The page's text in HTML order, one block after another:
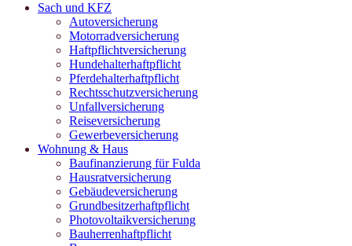
Sach und KFZ
Autoversicherung
Motorradversicherung
Haftpflichtversicherung
Hundehalterhaftpflicht
Pferdehalterhaftpflicht
Rechtsschutzversicherung
Unfallversicherung
Reiseversicherung
Gewerbeversicherung
Wohnung & Haus
Baufinanzierung für Fulda
Hausratversicherung
Gebäudeversicherung
Grundbesitzerhaftpflicht
Photovoltaikversicherung
Bauherrenhaftpflicht